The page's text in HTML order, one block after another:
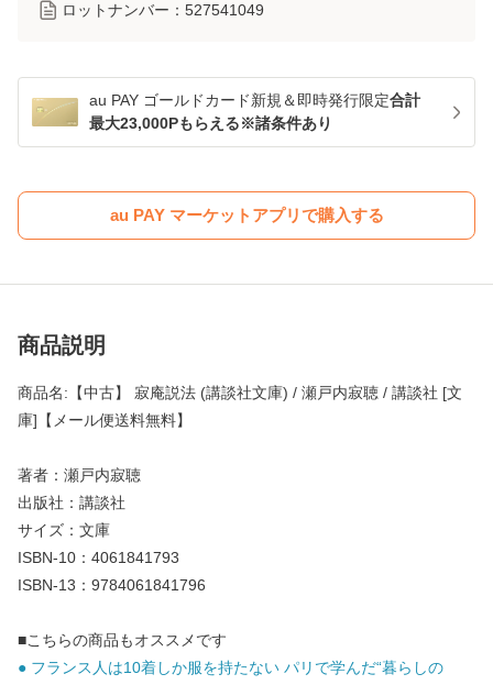
ロットナンバー： 527541049
au PAY ゴールドカード新規＆即時発行限定合計
最大23,000Pもらえる※諸条件あり
au PAY マーケットアプリで購入する
商品説明
商品名:【中古】 寂庵説法 (講談社文庫) / 瀬戸内寂聴 / 講談社 [文
庫]【メール便送料無料】
著者：瀬戸内寂聴
出版社：講談社
サイズ：文庫
ISBN-10：4061841793
ISBN-13：9784061841796
■こちらの商品もオススメです
● フランス人は10着しか服を持たない パリで学んだ“暮らしの